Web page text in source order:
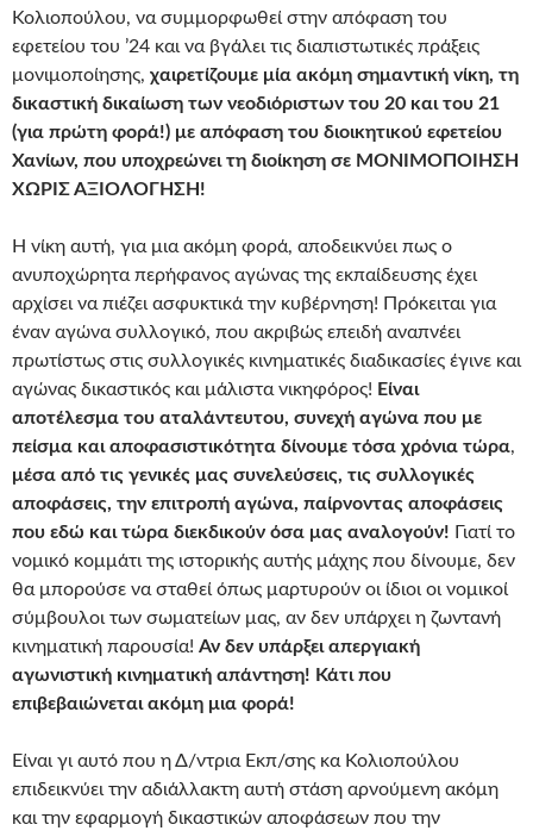
Κολιοπούλου, να συμμορφωθεί στην απόφαση του
εφετείου του ’24 και να βγάλει τις διαπιστωτικές πράξεις
μονιμοποίησης, χαιρετίζουμε μία ακόμη σημαντική νίκη, τη
δικαστική δικαίωση των νεοδιόριστων του 20 και του 21
(για πρώτη φορά!) με απόφαση του διοικητικού εφετείου
Χανίων, που υποχρεώνει τη διοίκηση σε ΜΟΝΙΜΟΠΟΙΗΣΗ
ΧΩΡΙΣ ΑΞΙΟΛΟΓΗΣΗ!
Η νίκη αυτή, για μια ακόμη φορά, αποδεικνύει πως ο
ανυποχώρητα περήφανος αγώνας της εκπαίδευσης έχει
αρχίσει να πιέζει ασφυκτικά την κυβέρνηση! Πρόκειται για
έναν αγώνα συλλογικό, που ακριβώς επειδή αναπνέει
πρωτίστως στις συλλογικές κινηματικές διαδικασίες έγινε και
αγώνας δικαστικός και μάλιστα νικηφόρος! Είναι
αποτέλεσμα του αταλάντευτου, συνεχή αγώνα που με
πείσμα και αποφασιστικότητα δίνουμε τόσα χρόνια τώρα,
μέσα από τις γενικές μας συνελεύσεις, τις συλλογικές
αποφάσεις, την επιτροπή αγώνα, παίρνοντας αποφάσεις
που εδώ και τώρα διεκδικούν όσα μας αναλογούν! Γιατί το
νομικό κομμάτι της ιστορικής αυτής μάχης που δίνουμε, δεν
θα μπορούσε να σταθεί όπως μαρτυρούν οι ίδιοι οι νομικοί
σύμβουλοι των σωματείων μας, αν δεν υπάρχει η ζωντανή
κινηματική παρουσία! Αν δεν υπάρξει απεργιακή
αγωνιστική κινηματική απάντηση! Κάτι που
επιβεβαιώνεται ακόμη μια φορά!
Είναι γι αυτό που η Δ/ντρια Εκπ/σης κα Κολιοπούλου
επιδεικνύει την αδιάλλακτη αυτή στάση αρνούμενη ακόμη
και την εφαρμογή δικαστικών αποφάσεων που την